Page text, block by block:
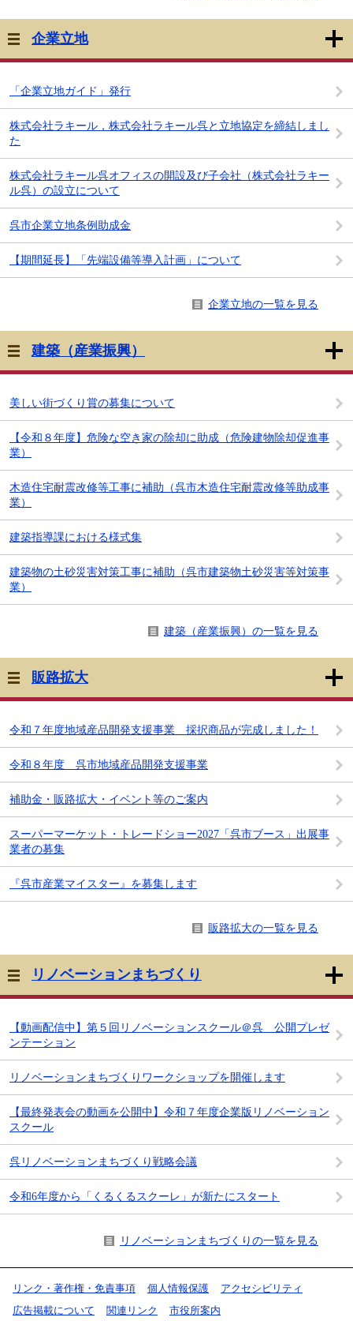
企業立地
「企業立地ガイド」発行
株式会社ラキール，株式会社ラキール呉と立地協定を締結しまし
た
株式会社ラキール呉オフィスの開設及び子会社（株式会社ラキー
ル呉）の設立について
呉市企業立地条例助成金
【期間延長】「先端設備等導入計画」について
企業立地の一覧を見る
建築（産業振興）
美しい街づくり賞の募集について
【令和８年度】危険な空き家の除却に助成（危険建物除却促進事
業）
木造住宅耐震改修等工事に補助（呉市木造住宅耐震改修等助成事
業）
建築指導課における様式集
建築物の土砂災害対策工事に補助（呉市建築物土砂災害等対策事
業）
建築（産業振興）の一覧を見る
販路拡大
令和７年度地域産品開発支援事業 採択商品が完成しました！
令和８年度 呉市地域産品開発支援事業
補助金・販路拡大・イベント等のご案内
スーパーマーケット・トレードショー2027「呉市ブース」出展事
業者の募集
『呉市産業マイスター』を募集します
販路拡大の一覧を見る
リノベーションまちづくり
【動画配信中】第５回リノベーションスクール＠呉 公開プレゼ
ンテーション
リノベーションまちづくりワークショップを開催します
【最終発表会の動画を公開中】令和７年度企業版リノベーション
スクール
呉リノベーションまちづくり戦略会議
令和6年度から「くるくるスクーレ」が新たにスタート
リノベーションまちづくりの一覧を見る
リンク・著作権・免責事項 個人情報保護
アクセシビリティ
広告掲載について
関連リンク 市役所案内